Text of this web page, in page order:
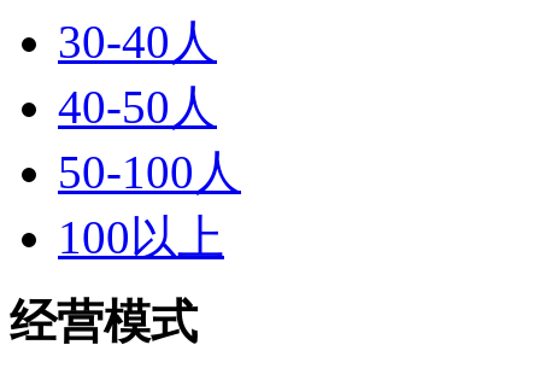
30-40人
40-50人
50-100人
100以上
经营模式